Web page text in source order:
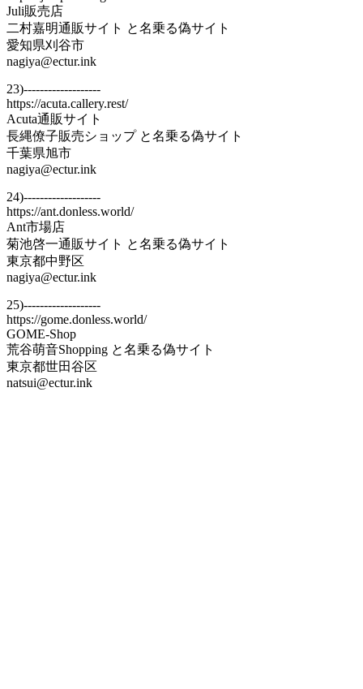
Juli販売店
二村嘉明通販サイト と名乗る偽サイト
愛知県刈谷市
nagiya@ectur.ink
23)-------------------
https://acuta.callery.rest/
Acuta通販サイト
長縄僚子販売ショップ と名乗る偽サイト
千葉県旭市
nagiya@ectur.ink
24)-------------------
https://ant.donless.world/
Ant市場店
菊池啓一通販サイト と名乗る偽サイト
東京都中野区
nagiya@ectur.ink
25)-------------------
https://gome.donless.world/
GOME-Shop
荒谷萌音Shopping と名乗る偽サイト
東京都世田谷区
natsui@ectur.ink